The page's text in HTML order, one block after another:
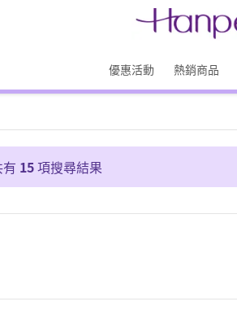
優惠活動 熱銷商品
15項搜尋結果